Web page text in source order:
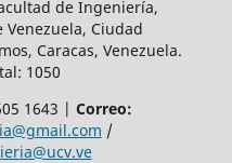
de Ingeniería,
Ciudad
Caracas, Venezuela.
1050
1643 | Correo:
/